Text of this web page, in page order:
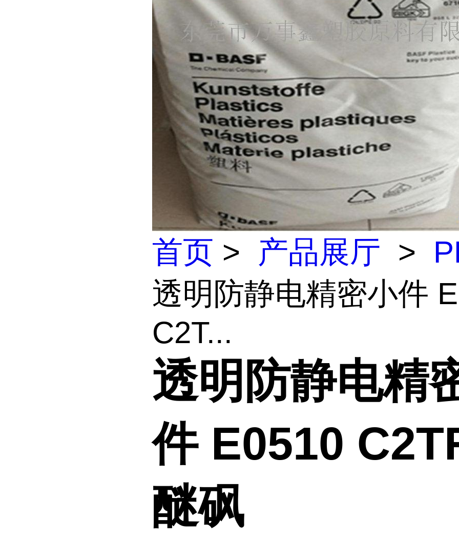
首页 > 产品展厅 >
透明防静电精密小件
C2T...
透明防静电精
件 E0510
醚砜